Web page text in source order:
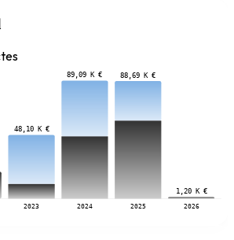
48,10 K €
2023
89,09 K €
2024
88,69 K €
2025
1,20 K €
2026